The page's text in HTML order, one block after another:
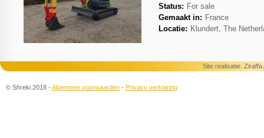
Status: For sale
Gemaakt in: France
Locatie: Klundert, The
Site realisatie: Ziraffa
© Shreki 2018 - Algemene voorwaarden - Privacy verklaring